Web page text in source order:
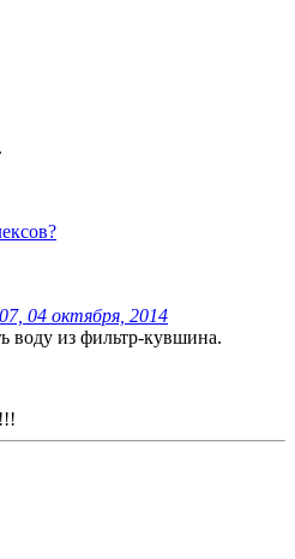
04 октября, 2014
воду из фильтр-кувшина.